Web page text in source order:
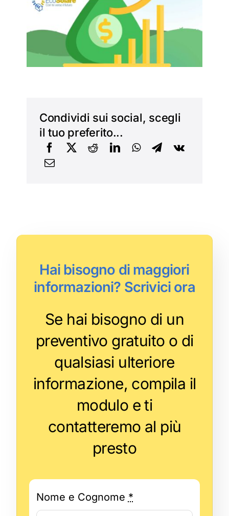
Condividi sui social, scegli
il tuo preferito...
Hai bisogno di maggiori
informazioni? Scrivici ora
Se hai bisogno di un
preventivo gratuito o di
qualsiasi ulteriore
informazione, compila il
modulo e ti
contatteremo al più
presto
Nome e Cognome *